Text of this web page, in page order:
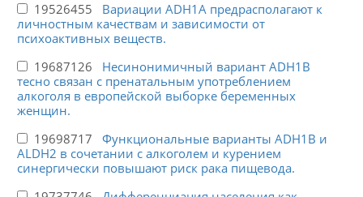
19526455 Вариации ADH1A предрасполагают к
личностным качествам и зависимости от
психоактивных веществ.
19687126 Несинонимичный вариант ADH1B
тесно связан с пренатальным употреблением
алкоголя в европейской выборке беременных
женщин.
19698717 Функциональные варианты ADH1B и
ALDH2 в сочетании с алкоголем и курением
синергически повышают риск рака пищевода.